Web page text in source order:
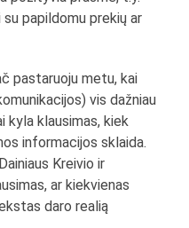
su papildomu prekių ar
pastaruoju metu, kai
vis dažniau
kyla klausimas, kiek
informacijos sklaida.
Dainiaus Kreivio ir
ar kiekvienas
daro realią